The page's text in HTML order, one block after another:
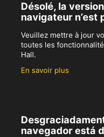
Désolé, la
navigateur n’est
Veuillez mettre à jour
toutes les
Hall.
En savoir plus
navegador está